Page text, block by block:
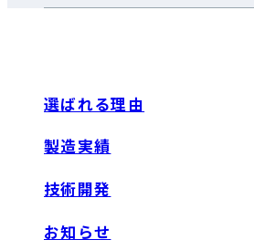
選ばれる理由
製造実績
技術開発
お知らせ